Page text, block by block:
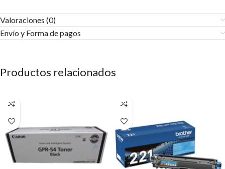
Valoraciones (0)
Envío y Forma de pagos​
Productos relacionados